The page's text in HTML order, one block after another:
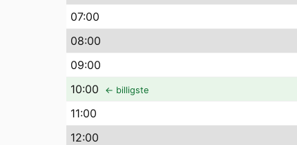
07:00
08:00
09:00
10:00 ← billigste
11:00
12:00